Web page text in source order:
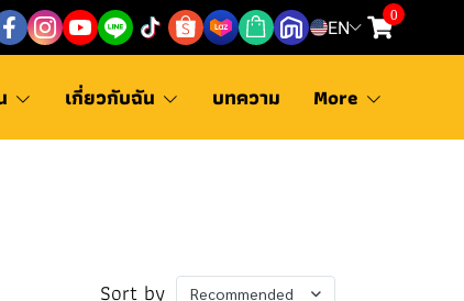
EN
0
เกี่ยวกับฉัน บทความ More
Sort by Recommended